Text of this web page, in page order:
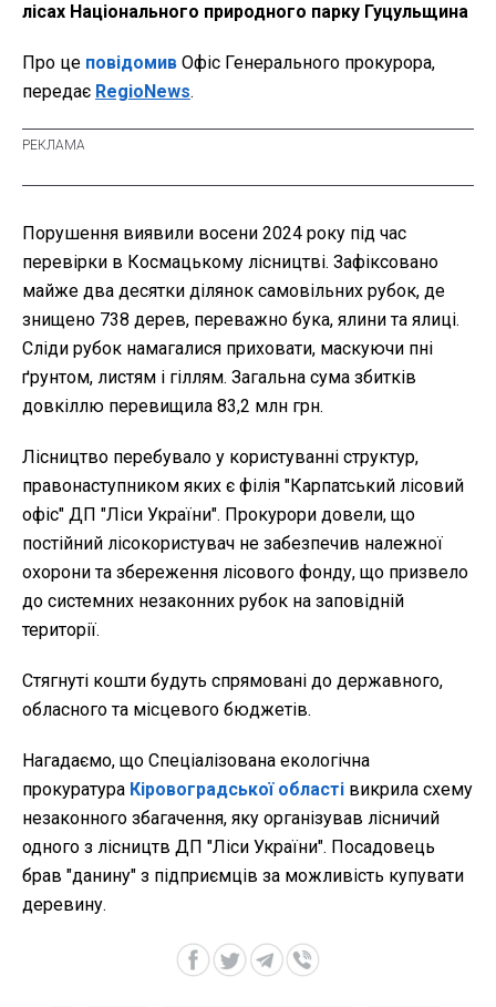
лісах Національного природного парку Гуцульщина
Про це повідомив Офіс Генерального прокурора,
передає RegioNews.
Порушення виявили восени 2024 року під час
перевірки в Космацькому лісництві. Зафіксовано
майже два десятки ділянок самовільних рубок, де
знищено 738 дерев, переважно бука, ялини та ялиці.
Сліди рубок намагалися приховати, маскуючи пні
ґрунтом, листям і гіллям. Загальна сума збитків
довкіллю перевищила 83,2 млн грн.
Лісництво перебувало у користуванні структур,
правонаступником яких є філія "Карпатський лісовий
офіс" ДП "Ліси України". Прокурори довели, що
постійний лісокористувач не забезпечив належної
охорони та збереження лісового фонду, що призвело
до системних незаконних рубок на заповідній
території.
Стягнуті кошти будуть спрямовані до державного,
обласного та місцевого бюджетів.
Нагадаємо, що Спеціалізована екологічна
прокуратура Кіровоградської області викрила схему
незаконного збагачення, яку організував лісничий
одного з лісництв ДП "Ліси України". Посадовець
брав "данину" з підприємців за можливість купувати
деревину.